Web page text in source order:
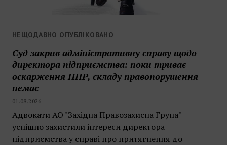
НЕЩОДАВНО ОПУБЛІКОВАНО
Суд закрив адміністративну справу щодо
директора підприємства: поки триває
оскарження ППР, складу правопорушення
немає
01.08.2026
Адвокати АО "Західна Правозахисна Група"
успішно захистили інтереси директора
підприємства у справі про притягнення до